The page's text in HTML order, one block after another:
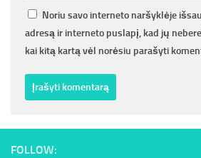
Noriu savo interneto naršyklėje
adresą ir interneto puslapį, kad jų
kai kitą kartą vėl norėsiu parašyti
FOLLOW: